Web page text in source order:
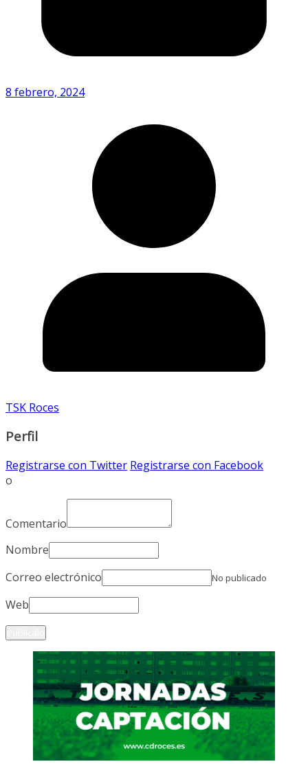
8 febrero, 2024
TSK Roces
Perfil
Registrarse con Twitter Registrarse con Facebook
o
Comentario
Nombre
Correo electrónico
No publicado
Web